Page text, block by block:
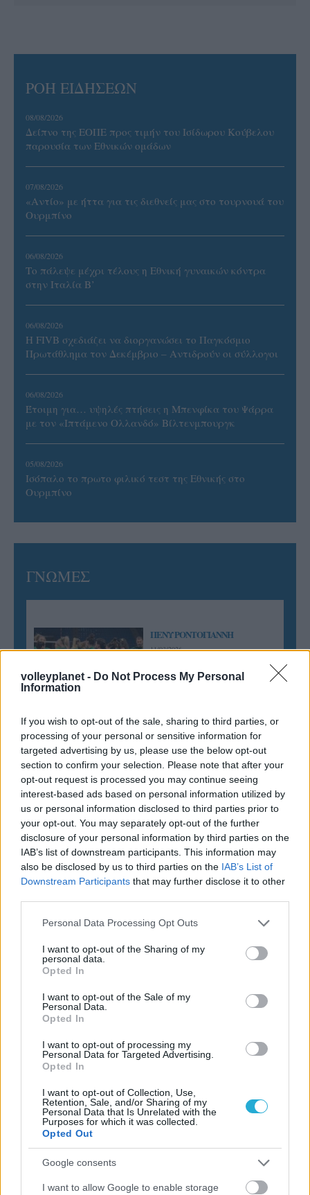
volleyplanet - Do Not Process My Personal
Information
If you wish to opt-out of the sale, sharing to third parties, or
processing of your personal or sensitive information for
targeted advertising by us, please use the below opt-out
section to confirm your selection. Please note that after your
opt-out request is processed you may continue seeing
interest-based ads based on personal information utilized by
us or personal information disclosed to third parties prior to
your opt-out. You may separately opt-out of the further
disclosure of your personal information by third parties on the
IAB’s list of downstream participants. This information may
also be disclosed by us to third parties on the IAB’s List of
Downstream Participants that may further disclose it to other
Please note that this website/app uses one or more Google
not limited to your visit or usage behaviour. You may click to
grant or deny consent to Google and its third-party tags to
use your data for below specified purposes in below Google
consent section.
Personal Data Processing Opt Outs
I want to opt-out of the Sharing of my
personal data.
Opted In
I want to opt-out of the Sale of my
Personal Data.
Opted In
I want to opt-out of processing my
Personal Data for Targeted Advertising.
Opted In
I want to opt-out of Collection, Use,
Retention, Sale, and/or Sharing of my
Personal Data that Is Unrelated with the
Purposes for which it was collected.
Opted Out
Google consents
I want to allow Google to enable storage
ΡΟΗ ΕΙΔΗΣΕΩΝ
08/08/2026
Δείπνο της ΕΟΠΕ προς τιμήν του Ισίδωρου Κούβελου
παρουσία των Εθνικών ομάδων
07/08/2026
«Αντίο» με ήττα για τις διεθνείς μας στο τουρνουά του
Ουρμπίνο
06/08/2026
Το πάλεψε μέχρι τέλους η Εθνική γυναικών κόντρα
στην Ιταλία Β’
06/08/2026
Η FIVB σχεδιάζει να διοργανώσει το Παγκόσμιο
Πρωτάθλημα τον Δεκέμβριο – Αντιδρούν οι σύλλογοι
06/08/2026
Έτοιμη για… υψηλές πτήσεις η Μπενφίκα του Ψάρρα
με τον «Ιπτάμενο Ολλανδό» Βίλτενμπουργκ
05/08/2026
Ισόπαλο το πρωτο φιλικό τεστ της Εθνικής στο
Ουρμπίνο
ΓΝΩΜΕΣ
ΠΕΝΥ ΡΟΝΤΟΓΙΑΝΝΗ
11/03/2026
Από την Περούτζια του 2000
στο σήμερα: Tο τρίτο
ιστορία
ΗΛΙΑΣ ΠΑΠΑΪΩΑΝΝΟΥ
08/03/2026
Αναγνώριση και σεβασμός
οι σημαντικότερες νίκες του
Α.Ο. Θήρας